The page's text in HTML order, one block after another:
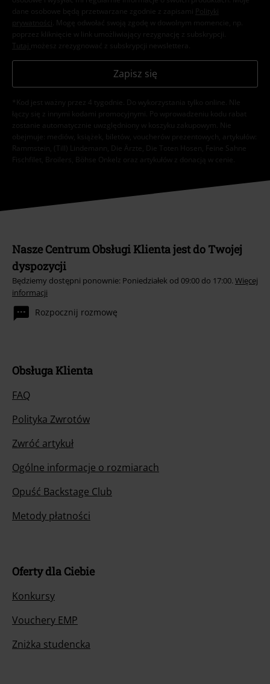
dane osobowe będą przetwarzane zgodnie z zapisami
Polityki
prywatności . Mogę odwołać swoją zgodę w dowolnym momencie, np.
poprzez kliknięcie w link umożliwiający rezygnację z subskrypcji.
Tutaj możesz zrezygnować z subskrypcji newslettera.
Zapisz się
*Kod jest ważny przez 4 tygodnie. Do wykorzystania tylko online. NIe
łączy się z innymi kodami promocyjnymi. Po wprowadzeniu kodu rabat
zostanie automatycznie uwzględniony w koszyku zakupowym. Nie
obejmuje: mediów, książek, biletów, voucherów prezentowych, artykułów:
Rammstein, (Till) Lindemann, Die Ärzte, Die Toten Hosen, Feine Sahne
Fischfilet, Broilers, Böhse Onkelz oraz artykułów z donacją w cenie.
Nasze Centrum Obsługi Klienta jest do Twojej
dyspozycji
Będziemy dostępni ponownie: Poniedziałek od 09:00 do 17:00. Więcej
informacji
Rozpocznij rozmowę
Obsługa Klienta
FAQ
Polityka Zwrotów
Zwróć artykuł
Ogólne informacje o rozmiarach
Opuść Backstage Club
Metody płatności
Oferty dla Ciebie
Konkursy
Vouchery EMP
Zniżka studencka